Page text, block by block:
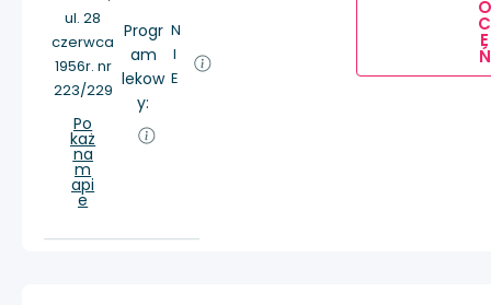
ul. 28
czerwca
1956r. nr
223/229
Po
każ
na
m
api
e
Progr
am
lekow
y:
N
I
E
O
C
E
Ń